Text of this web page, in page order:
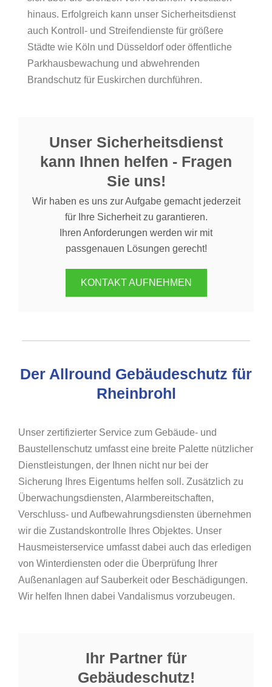
hinaus. Erfolgreich kann unser Sicherheitsdienst
auch Kontroll- und Streifendienste für größere
Städte wie Köln und Düsseldorf oder öffentliche
Parkhausbewachung und abwehrenden
Brandschutz für Euskirchen durchführen.
Unser Sicherheitsdienst
kann Ihnen helfen - Fragen
Sie uns!
Wir haben es uns zur Aufgabe gemacht jederzeit
für Ihre Sicherheit zu garantieren.
Ihren Anforderungen werden wir mit
passgenauen Lösungen gerecht!
KONTAKT AUFNEHMEN
Der Allround Gebäudeschutz für
Rheinbrohl
Unser zertifizierter Service zum Gebäude- und
Baustellenschutz umfasst eine breite Palette nützlicher
Dienstleistungen, der Ihnen nicht nur bei der
Sicherung Ihres Eigentums helfen soll. Zusätzlich zu
Überwachungsdiensten, Alarmbereitschaften,
Verschluss- und Aufbewahrungsdiensten übernehmen
wir die Zustandskontrolle Ihres Objektes. Unser
Hausmeisterservice umfasst dabei auch das erledigen
von Winterdiensten oder die Überprüfung Ihrer
Außenanlagen auf Sauberkeit oder Beschädigungen.
Wir helfen Ihnen dabei Vandalismus vorzubeugen.
Ihr Partner für
Gebäudeschutz!